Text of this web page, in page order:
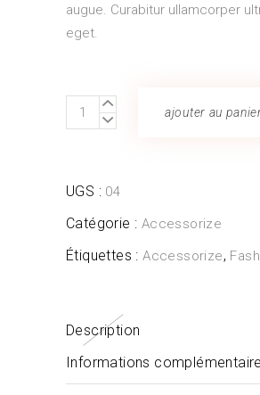
augue. Curabitur ullamcorper
eget.
Straw
Bag
ajouter au
UGS : 04
Catégorie : Accessorize
Étiquettes :Accessorize,
Description
Informations